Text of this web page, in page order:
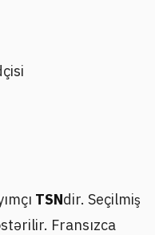
TSNdir. Seçilmiş
Fransızca